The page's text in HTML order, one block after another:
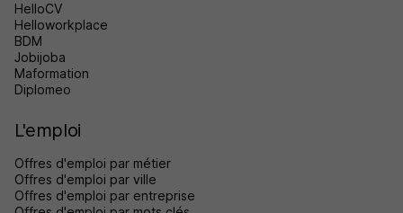
HelloCV
Helloworkplace
BDM
Jobijoba
Maformation
Diplomeo
L'emploi
Offres d'emploi par métier
Offres d'emploi par ville
Offres d'emploi par entreprise